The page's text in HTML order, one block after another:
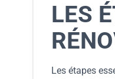
LES
Les étapes